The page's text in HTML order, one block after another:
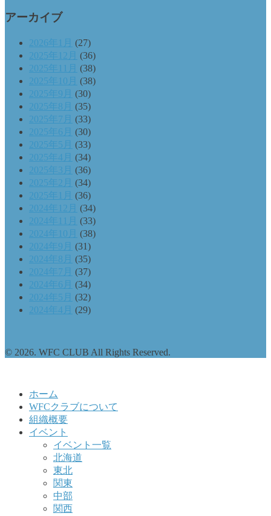
アーカイブ
2026年1月 (27)
2025年12月 (36)
2025年11月 (38)
2025年10月 (38)
2025年9月 (30)
2025年8月 (35)
2025年7月 (33)
2025年6月 (30)
2025年5月 (33)
2025年4月 (34)
2025年3月 (36)
2025年2月 (34)
2025年1月 (36)
2024年12月 (34)
2024年11月 (33)
2024年10月 (38)
2024年9月 (31)
2024年8月 (35)
2024年7月 (37)
2024年6月 (34)
2024年5月 (32)
2024年4月 (29)
© 2026. WFC CLUB All Rights Reserved.
ホーム
WFCクラブについて
組織概要
イベント
イベント一覧
北海道
東北
関東
中部
関西